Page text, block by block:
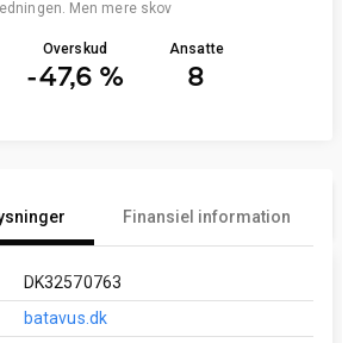
Men mere skov
Overskud
-47,6 %
Ansatte
8
Finansiel information
DK32570763
batavus.dk